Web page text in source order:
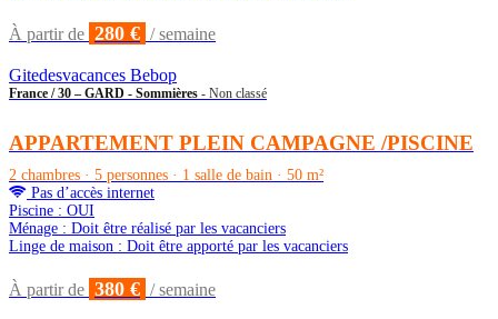
À partir de 280 € / semaine
Gitedesvacances Bebop
France / 30 – GARD - Sommières - Non classé
APPARTEMENT PLEIN CAMPAGNE /PISCINE
2 chambres · 5 personnes · 1 salle de bain · 50 m²
Pas d’accès internet
Piscine : OUI
Ménage : Doit être réalisé par les vacanciers
Linge de maison : Doit être apporté par les vacanciers
À partir de 380 € / semaine